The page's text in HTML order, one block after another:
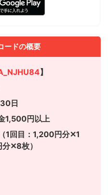
ードの概要
】
日
1,500円以上
1回目：1,200円分✕1
✕8枚）